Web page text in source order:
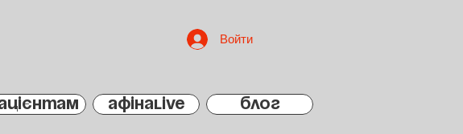
Войти
АфінаLIVE БЛОГ